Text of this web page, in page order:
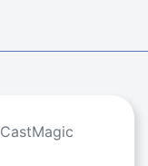
CastMagic